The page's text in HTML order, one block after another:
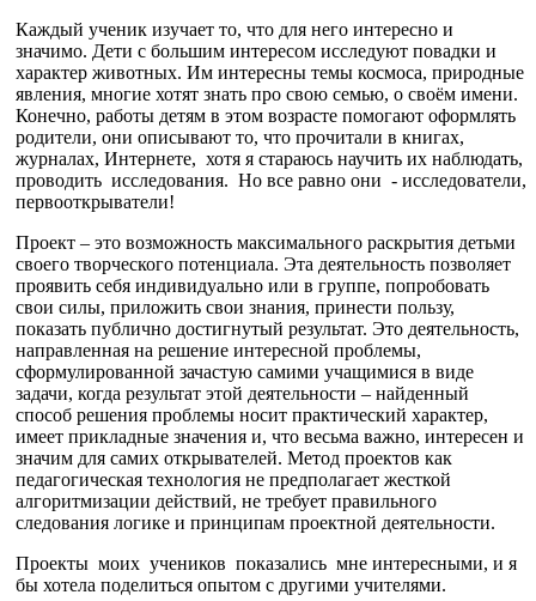
Каждый ученик изучает то, что для него интересно и
значимо. Дети с большим интересом исследуют повадки и
характер животных. Им интересны темы космоса, природные
явления, многие хотят знать про свою семью, о своём имени.
Конечно, работы детям в этом возрасте помогают оформлять
родители, они описывают то, что прочитали в книгах,
журналах, Интернете, хотя я стараюсь научить их наблюдать,
проводить исследования. Но все равно они - исследователи,
первооткрыватели!
Проект – это возможность максимального раскрытия детьми
своего творческого потенциала. Эта деятельность позволяет
проявить себя индивидуально или в группе, попробовать
свои силы, приложить свои знания, принести пользу,
показать публично достигнутый результат. Это деятельность,
направленная на решение интересной проблемы,
сформулированной зачастую самими учащимися в виде
задачи, когда результат этой деятельности – найденный
способ решения проблемы носит практический характер,
имеет прикладные значения и, что весьма важно, интересен и
значим для самих открывателей. Метод проектов как
педагогическая технология не предполагает жесткой
алгоритмизации действий, не требует правильного
следования логике и принципам проектной деятельности.
Проекты моих учеников показались мне интересными, и я
бы хотела поделиться опытом с другими учителями.